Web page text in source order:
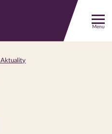
Menu
Aktuality